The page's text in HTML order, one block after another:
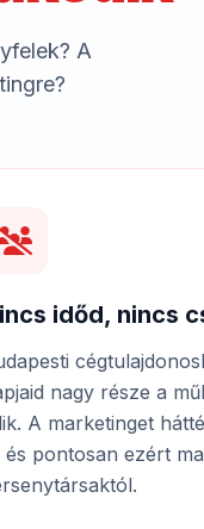
A
időd, nincs
nagy része a
A marketinget
pontosan ezért